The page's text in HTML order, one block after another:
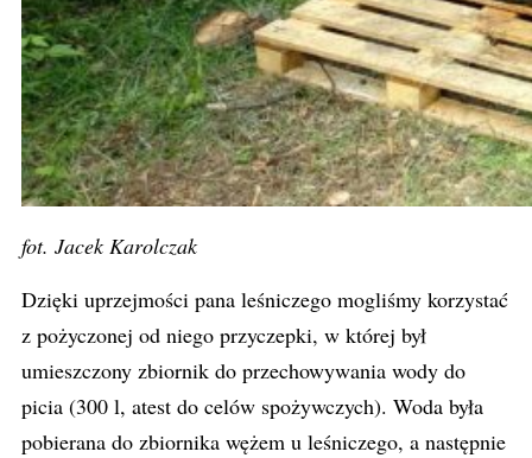
fot. Jacek Karolczak
Dzięki uprzejmości pana leśniczego mogliśmy korzystać
z pożyczonej od niego przyczepki, w której był
umieszczony zbiornik do przechowywania wody do
picia (300 l, atest do celów spożywczych). Woda była
pobierana do zbiornika wężem u leśniczego, a następnie